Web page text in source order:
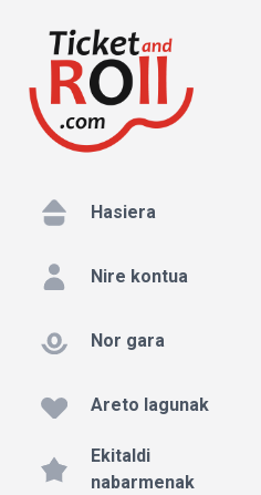
Hasiera
Nire kontua
Nor gara
Areto lagunak
Ekitaldi
nabarmenak